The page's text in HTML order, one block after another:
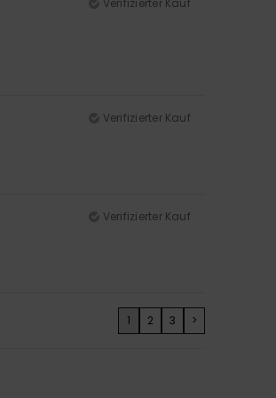
Verifizierter Kauf
Verifizierter Kauf
Verifizierter Kauf
1 2 3 >